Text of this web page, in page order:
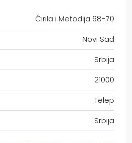
Ćirila i Metodija 68-70
Novi Sad
Srbija
21000
Telep
Srbija